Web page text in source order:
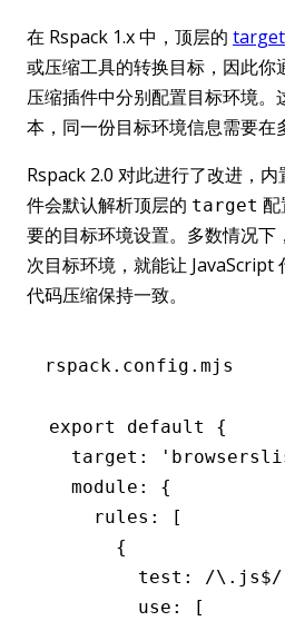
在 Rspack 1.x 中，顶层的 target
或压缩工具的转换目标，因此
压缩插件中分别配置目标环境。
本，同一份目标环境信息需要在
Rspack 2.0 对此进行了改进，
件会默认解析顶层的 target 配
要的目标环境设置。多数情况下
次目标环境，就能让 JavaScript
代码压缩保持一致。
rspack.config.mjs
export default
{
  target
:
  module
:
{
    rules
:
[
      {
        test
: /\.js$/
        use
: [